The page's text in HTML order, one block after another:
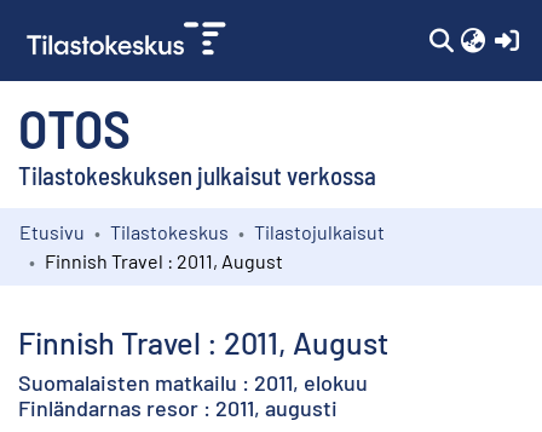
OTOS
Tilastokeskuksen julkaisut verkossa
Kokoelmat
Etusivu Tilastokeskus
Tilastojulkaisut
Finnish Travel : 2011, August
Finnish Travel : 2011, August
Suomalaisten matkailu : 2011, elokuu
Finländarnas resor : 2011, augusti